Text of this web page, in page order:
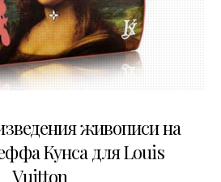
живописи на
Кунса для Louis
Vuitton